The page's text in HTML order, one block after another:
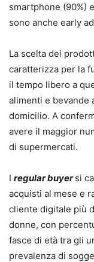
smartphone (90%)
sono anche early
La scelta dei
caratterizza per la
il tempo libero a
alimenti e bevande
domicilio. A
avere il maggior
di supermercati.
I regular buyer si
acquisti al mese e
cliente digitale più
donne, con
fasce di età tra gli
prevalenza di